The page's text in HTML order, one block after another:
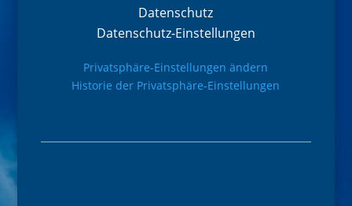
Datenschutz
Datenschutz-Einstellungen
Privatsphäre-Einstellungen ändern
Historie der Privatsphäre-Einstellungen